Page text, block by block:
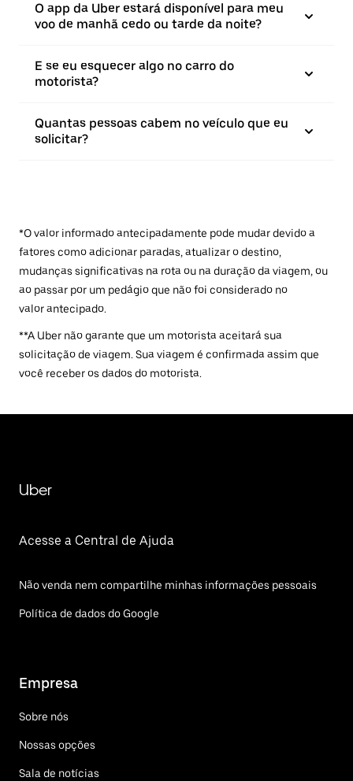
O app da Uber estará disponível para meu
voo de manhã cedo ou tarde da noite?
E se eu esquecer algo no carro do
motorista?
Quantas pessoas cabem no veículo que eu
solicitar?
*O valor informado antecipadamente pode mudar devido a
fatores como adicionar paradas, atualizar o destino,
mudanças significativas na rota ou na duração da viagem, ou
ao passar por um pedágio que não foi considerado no
valor antecipado.
**A Uber não garante que um motorista aceitará sua
solicitação de viagem. Sua viagem é confirmada assim que
você receber os dados do motorista.
Uber
Acesse a Central de Ajuda
Não venda nem compartilhe minhas informações pessoais
Política de dados do Google
Empresa
Sobre nós
Nossas opções
Sala de notícias